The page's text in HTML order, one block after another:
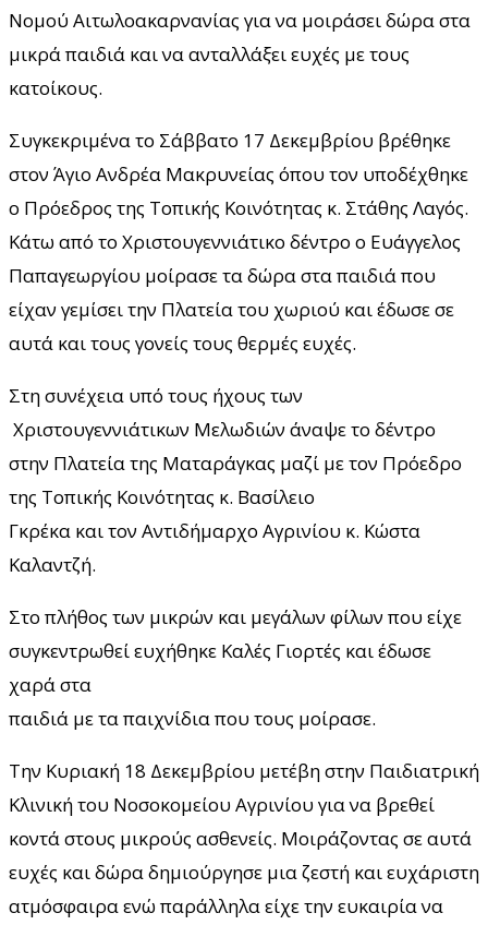
Νομού Αιτωλοακαρνανίας για να μοιράσει δώρα στα
μικρά παιδιά και να ανταλλάξει ευχές με τους
κατοίκους.
Συγκεκριμένα το Σάββατο 17 Δεκεμβρίου βρέθηκε
στον Άγιο Ανδρέα Μακρυνείας όπου τον υποδέχθηκε
ο Πρόεδρος της Τοπικής Κοινότητας κ. Στάθης Λαγός.
Κάτω από το Χριστουγεννιάτικο δέντρο ο Ευάγγελος
Παπαγεωργίου μοίρασε τα δώρα στα παιδιά που
είχαν γεμίσει την Πλατεία του χωριού και έδωσε σε
αυτά και τους γονείς τους θερμές ευχές.
Στη συνέχεια υπό τους ήχους των
Χριστουγεννιάτικων Μελωδιών άναψε το δέντρο
στην Πλατεία της Ματαράγκας μαζί με τον Πρόεδρο
της Τοπικής Κοινότητας κ. Βασίλειο
Γκρέκα και τον Αντιδήμαρχο Αγρινίου κ. Κώστα
Καλαντζή.
Στο πλήθος των μικρών και μεγάλων φίλων που είχε
συγκεντρωθεί ευχήθηκε Καλές Γιορτές και έδωσε
χαρά στα
παιδιά με τα παιχνίδια που τους μοίρασε.
Την Κυριακή 18 Δεκεμβρίου μετέβη στην Παιδιατρική
Κλινική του Νοσοκομείου Αγρινίου για να βρεθεί
κοντά στους μικρούς ασθενείς. Μοιράζοντας σε αυτά
ευχές και δώρα δημιούργησε μια ζεστή και ευχάριστη
ατμόσφαιρα ενώ παράλληλα είχε την ευκαιρία να